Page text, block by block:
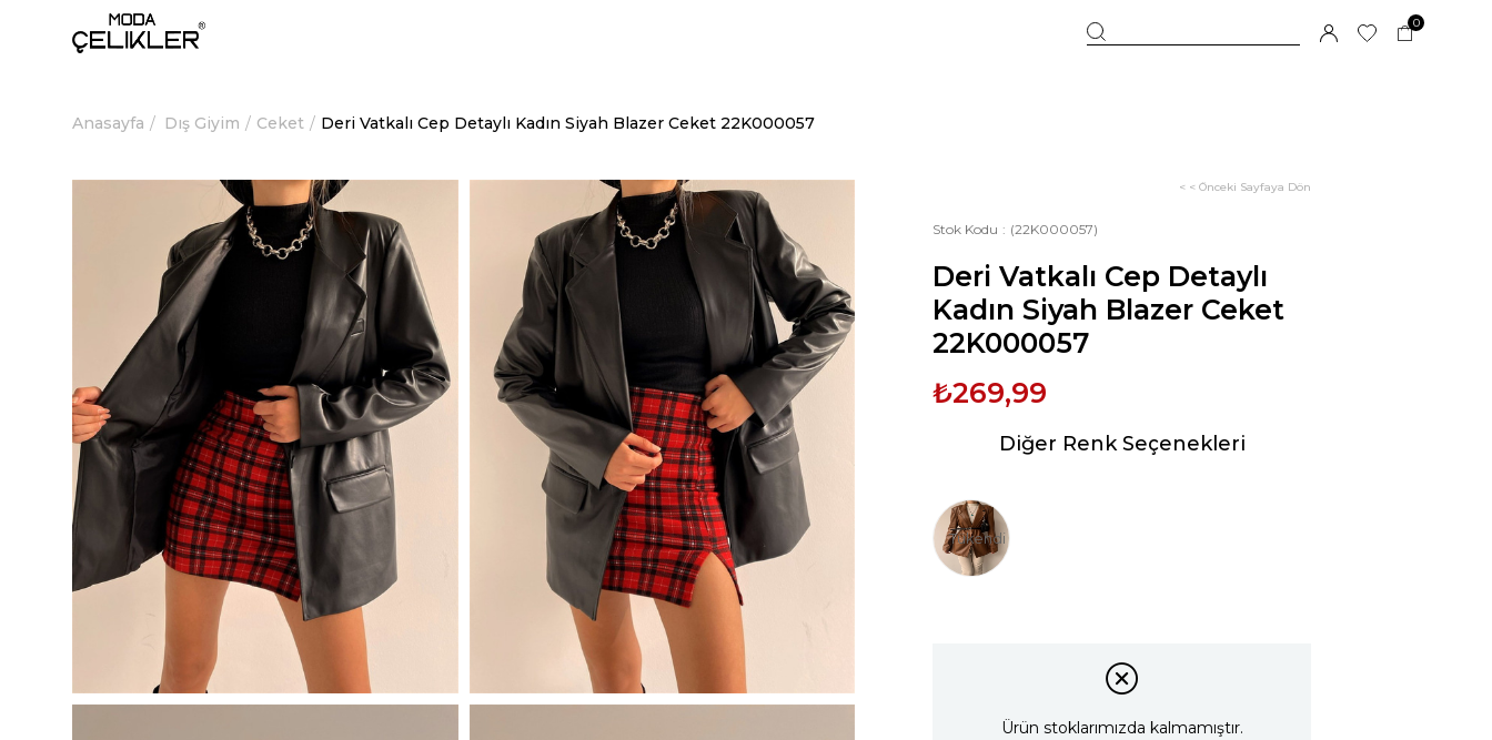
0
Anasayfa Dış Giyim Ceket Deri Vatkalı Cep Detaylı Kadın Siyah Blazer Ceket 22K000057
< < Önceki Sayfaya Dön
Stok Kodu (22K000057)
Deri Vatkalı Cep Detaylı
Kadın Siyah Blazer Ceket
22K000057
₺269,99
Diğer Renk Seçenekleri
Tükendi
Ürün stoklarımızda kalmamıştır.